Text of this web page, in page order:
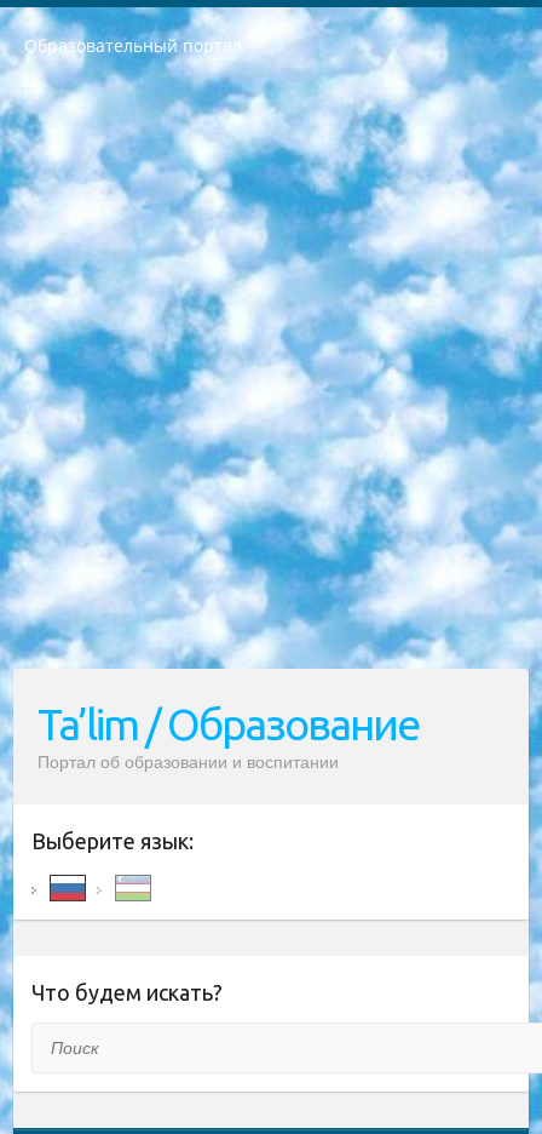
Образовательный портал
РЕСПУБЛИКА УЗБЕКИСТАН МИНИСТРЕРСТВО ДОШКОЛЬНОГО И ШКОЛЬНОГО ОБРАЗОВАНИЯ КОМАНДА в общеобразовательных учреждениях в 2023-2024 учебном году организация и проведение итоговой государственной аттестации обучающихся о Министра дошкольного и школьного образования Республики Узбекистан от 4 марта 2008 года (постановлением Минюста от 20 марта 2008 года № 1778 государственной регистрации) «Итоговое состояние учащихся общего среднего образования на основании положения об утверждении положения об аттестации общего среднего образования выпускной экзамен студентов в образовательных учреждениях в 2023-2024 учебном году В целях организации и прохождения аттестации приказываю: 1. Следующее: перечень предметов, по которым будет проводиться итоговая государственная аттестация и экзамен формы перевода согласно приложению 1; сертификаты международного образца, оценивающие уровень владения иностранными языками перечень согласно приложению 2; 2. Педагогический при специализированных образовательных учреждениях. научно-практический центр квалификации и международной оценки (Д.Давидова) 2024 г. До 25 марта: задания по предметам, по которым будет проводиться итоговая аттестация разработка и утверждение технических условий; итоговая аттестация на основании разработанного предметного задания разработка вопросов по предметам (устно и письменно), экзамен передача; общеобразовательные средние школы и специальные учебные заведения учащиеся выпускных классов школ и интернатов в агентской системе подготовка базы данных экзаменационных материалов и критериев оценки; перевод базы экзаменационных материалов на все языки обучения подать в Республиканский образовательный центр для изготовления; варианты экзаменов на основе разработанных контрольных материалов пусть будут поставлены задачи формирования. 3. Республиканский образовательный центр (Ш.Худайкулов) до 5 апреля 2024 года. до: база данных предоставленных экзаменационных материалов на все языки обучения перевод и экспертиза; для слепых, слабовидящих, глухих, слабослышащих и умственно отсталых детей учащиеся выпускных классов специализированных школ и школ-интернатов база данных экзаменационных материалов на всех преподаваемых языках подготовка критериев оценки; специализированные школы для умственно отсталых детей и технологии для учащихся выпускных классов школ-интернатов разработка соответствующих рекомендаций и критериев проведения ЕГЭ по естествознанию давать задания. 4. Педагогический при специализированных образовательных учреждениях. Научно-практический центр навыков и международной оценки (Д.Давидова), Республика образовательный центр (Худайкулов Ш.) итоговый государственный аттестационный экзамен ориентирован на творческое и логическое мышление при подготовке базы материалов учитывать введение заданий. 5. Следует отметить, что: сертификат государственного образца о знании общеобразовательного предмета и как минимум национальный уровень B1 по предметам на иностранных языках, указанным в Приложении 2. или международно признанный сертификат эквивалентного уровня студенты, изучающие определенный предмет, освобождаются от экзамена; по соответствующим предметам запланирована итоговая государственная аттестация за день до дня, путем жеребьевки Рабочей группой (в письменной форме по предметам, проводимым в форме) из числа сформированных вариантов выбрано 2 варианта; 2 выбранных варианта экзамена анонсированы на официальном сайте министерства и все выпускники по всей стране на основе этих вариантов проводит итоговую государственную аттестацию. 6. Государственное образование учащихся средних общеобразовательных учреждений. знания в соответствии с квалификационными требованиями, которые необходимо приобрести на основании стандартов итоговый (выпускной) контроль для 9 и 11 классов в целях тестирования Экзамены (далее – экзамены) состоят из предметов, перечисленных в приложении 1. будет сделано. 7. Экзамены пройдут с 26 мая по 15 июня 2024 г. (кроме науки физического воспитания). 8. Физическая для учащихся 9 классов общесредних образовательных учреждений. Экзамены по предмету «Образование, квалификация медицина» 1-6 мая 2024 года. сотрудники перевести под присмотр (с отклонениями в физическом или умственном развитии) специализированная школа для детей, школы-интернаты и со сколиозом школы-интернаты санаторного типа для больных детей исключены). 9. Он был слепым, слабовидящим и имел нарушения опорно-двигательного аппарата. экзамены в специализированных школах и интернатах для детей должны проводиться исходя из требований, предъявляемых к общеобразовательным учреждениям (физкультура кроме науки). 10. Специализированная школа для глухих и слабослышащих детей. и экзамены в интернатах и быть реализован в виде письменного теста по математике. 11. Специальность для умственно отсталых детей. Для 9 класса Родной язык и литературное письмо Государственный язык (язык обучения – узбекский). для неклассов) написано Математическое письмо Письменная/устная история Узбекистана Физическое воспитание практично Итоговый контроль Для 11 класса Написание родного языка и литературы (эссе) Математическое письмо Узбекский язык (обучение на узбекском языке) не посещающее общее среднее образование для учреждений)/Образовательное учреждение выбор письменный и устный Иностранный язык письменный/устный Письменная/устная история Узбекистана *По выбору студента:  Химия  Физика  Основы государственного права  География 10 бесплатных образовательных ресурсов - Мы составили подборку онлайн-проектов с интерактивными упражнениями, видеолекциями и статьями. Они помогут вам обрести новые и освежить старые знания бесплатно. 1. «ИНТУИТ» Старейшая образовательная площадка Рунета. Здесь вы найдёте сотни текстовых и видеокурсов на десятки различных тем — от программирования до психологии. Многие курсы подготовлены российскими университетами и крупными международными компаниями вроде Intel и Microsoft. Самостоятельное обучение бесплатное, но желающие могут оплатить услуги персональных наставников. 2. «Смартия» знакомит с актуальными профессиями и подсказывает, как им обучаться. Выбрав заинтересовавшую вас специальность — SMM-специалист, фотограф, веб-дизайнер или другую, — увидите список необходимых для неё умений. Чтобы вы могли освоить их самостоятельно, для каждого умения площадка отображает подборку ссылок на учебные материалы. Хотя «Смартия» ориентируется на русскоязычную аудиторию, часть контента всё же доступна только на английском. 3. «Лекторий Физтеха» Проект Московского физико-технического института (Физтеха). С его помощью вы можете смотреть онлайн серии лекций, записанные на видео в этом вузе. В числе доступных предметов — физика, биология, химия, информационные технологии и другие. К некоторым лекциям администрация ресурса прилагает готовые конспекты, которые можно скачивать в PDF-формате. 4. ITMOcourses Онлайн-площадка Санкт-Петербургского национального исследовательского университета информационных технологий, механики и оптики (ИТМО). Ресурс предоставляет свободный доступ к курсам, разработанным в этом вузе. Каталог материалов разбит на четыре категории: «Оптические системы и технологии», «Приборостроение и робототехника», «Информационные технологии» и «Биотехнологии». Курсы состоят из видеолекций, интерактивных демонстраций и заданий. 5. «КиберЛенинка» Электронная научная библиотека открытого доступа. Каталог площадки регулярно обрастает текстами статей из различных научных изданий. Сгруппированные по журналам и рубрикам публикации можно читать онлайн или скачивать целиком в PDF-формате. Проект нацелен на популяризацию науки за счёт открытого доступа к качественной информации. 6. «ПостНаука» На этом ресурсе публикуют подборки видеолекций, составленные экспертами из разных отраслей и объединённые общими темами. Среди них, к примеру, есть серии «Биоинформатика и геномика», «Культура средневековой Скандинавии» и Cinema Studies о теории кино. Каждая подборка лекций — логически связанная история, рассказанная экспертом от первого лица. Кроме того, на сайте появляются научно-образовательные статьи и тесты на разные темы. 7. «Newочём» Команда проекта «Newочём» отбирает самые интересные тексты из англоязычных СМИ и переводит те из них, за которые голосуют участники сообщества «ВКонтакте». По большей части это научно-популярные статьи. Редакторы придумывают лишь заголовки, в остальном содержание переводов соответствует оригиналам. Полные тексты можно читать прямо в социальной сети. 8. InternetUrok Онлайн-база материалов по основным дисциплинам школьной программы. Информация на сайте структурирована по классам, предметам и темам (урокам). Каждый урок состоит из видеолекций и конспектов. Есть также интерактивные тренажёры и тесты для закрепления пройденного материала. Даже если вы давно окончили школу, возможность повторить программу старших классов всегда может пригодиться. 9. Edutainme Ещё один ресурс об образовании. В отличие от Newtonew, как мне кажется, Edutainme больше ориентируется на представителей индустрии: педагогов, предпринимателей, разработчиков образовательных проектов. Но и любой, кто просто стремится к саморазвитию, найдёт на сайте много полезного и интересного для себя. Например, информацию о новых курсах и образовательных сервисах. 10. Newtonew Онлайн-медиа об образовании и обучении в широком смысле. Авторы Newtonew пишут об инструментах, заведениях, тактиках и стратегиях, которые помогают учить других и получать новые знания самостоятельно. На этой площадке вы найдёте новости, обзоры, аналитические мат
Ta’lim / Образование
Портал об образовании и воспитании
Выберите язык:
Что будем искать?